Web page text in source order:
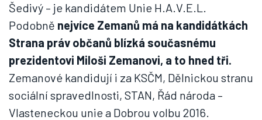
Šedivý – je kandidátem Unie H.A.V.E.L.
Podobně nejvíce Zemanů má na kandidátkách
Strana práv občanů blízká současnému
prezidentovi Miloši Zemanovi, a to hned tři.
Zemanové kandidují i za KSČM, Dělnickou stranu
sociální spravedlnosti, STAN, Řád národa –
Vlasteneckou unie a Dobrou volbu 2016.